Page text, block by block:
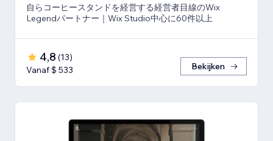
自らコーヒースタンドを経営する経営者目線のWix
Legendパートナー｜Wix Studio中心に60件以上
4,8 (13)
Vanaf $ 533
Bekijken